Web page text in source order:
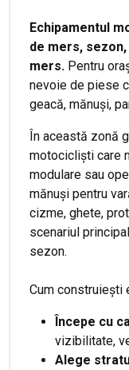
Echipamentul
de mers,
mers. Pentru
nevoie de piese
geacă, mănuși,
În această zonă
motocicliști care
modulare sau
mănuși pentru
cizme, ghete,
scenariul
sezon.
Cum construiești
Începe cu
vizibilitate,
Alege